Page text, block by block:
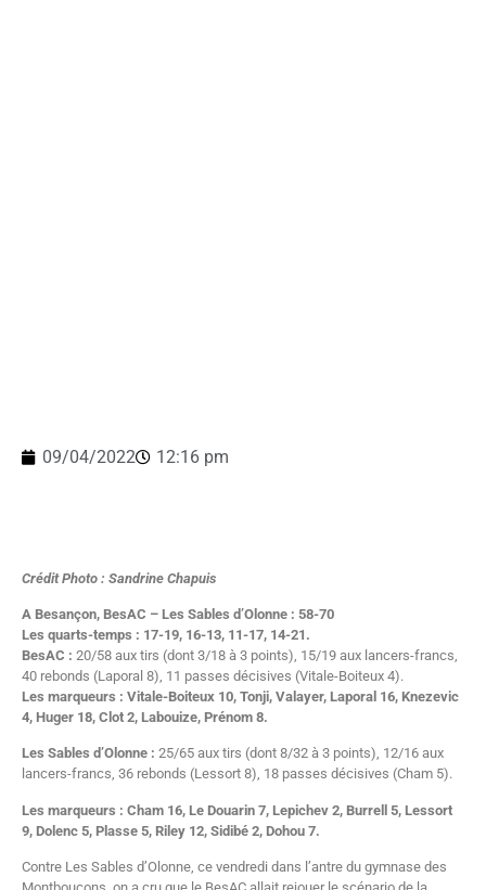
09/04/2022 12:16 pm
Crédit Photo : Sandrine Chapuis
A Besançon, BesAC – Les Sables d’Olonne : 58-70
Les quarts-temps : 17-19, 16-13, 11-17, 14-21.
BesAC : 20/58 aux tirs (dont 3/18 à 3 points), 15/19 aux lancers-francs,
40 rebonds (Laporal 8), 11 passes décisives (Vitale-Boiteux 4).
Les marqueurs : Vitale-Boiteux 10, Tonji, Valayer, Laporal 16, Knezevic
4, Huger 18, Clot 2, Labouize, Prénom 8.
Les Sables d’Olonne : 25/65 aux tirs (dont 8/32 à 3 points), 12/16 aux
lancers-francs, 36 rebonds (Lessort 8), 18 passes décisives (Cham 5).
Les marqueurs : Cham 16, Le Douarin 7, Lepichev 2, Burrell 5, Lessort
9, Dolenc 5, Plasse 5, Riley 12, Sidibé 2, Dohou 7.
Contre Les Sables d’Olonne, ce vendredi dans l’antre du gymnase des